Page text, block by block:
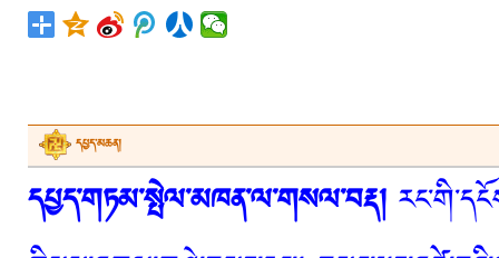
དཔྱད་མཆན།
དཔྱད་གཏམ་སྤེལ་མཁན་ལ་གསལ་བརྡ།